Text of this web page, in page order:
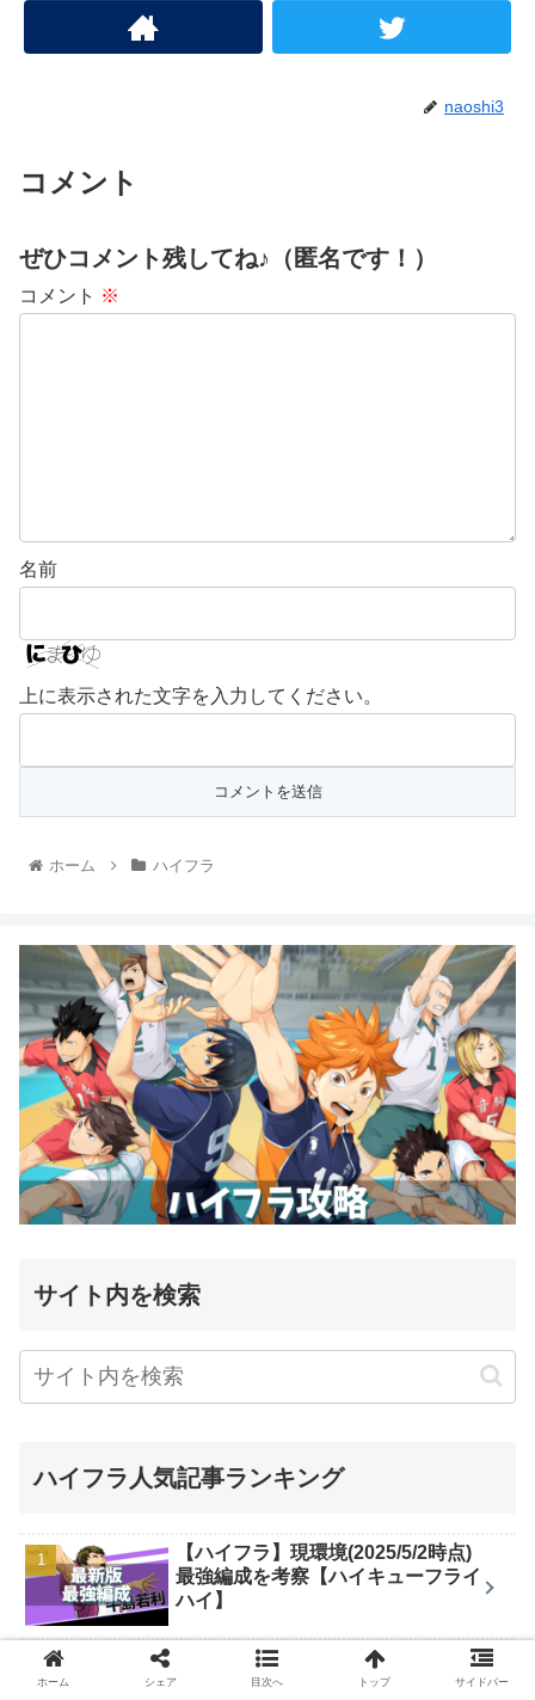
naoshi3
コメント
ぜひコメント残してね♪（匿名です！）
コメント ※
名前
上に表示された文字を入力してください。
ホーム ハイフラ
サイト内を検索
ハイフラ人気記事ランキング
【ハイフラ】現環境(2025/5/2時点)
最強編成を考察【ハイキューフライ
ハイ】
【ハイフラ】各種ガチャ仕様のまと
め【ハイキューフライハイ】
ホーム シェア 目次へ トップ サイドバー